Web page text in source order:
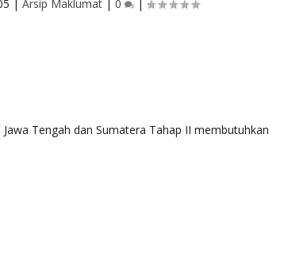
| Arsip Maklumat| 0 |
Tengah dan Sumatera Tahap II membutuhkan